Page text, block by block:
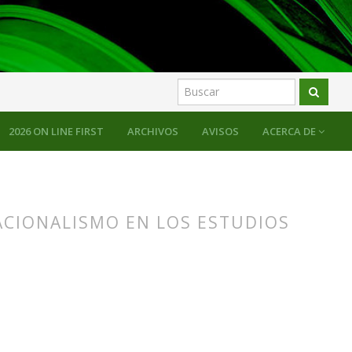
2026 ON LINE FIRST ARCHIVOS AVISOS ACERCA DE
EN LOS ESTUDIOS